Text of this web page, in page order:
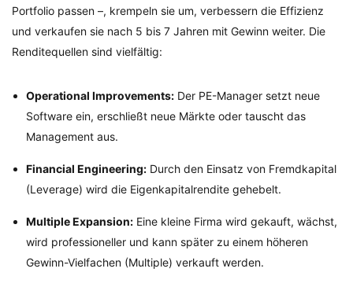
Portfolio passen –, krempeln sie um, verbessern die Effizienz
und verkaufen sie nach 5 bis 7 Jahren mit Gewinn weiter. Die
Renditequellen sind vielfältig:
Operational Improvements: Der PE-Manager setzt neue
Software ein, erschließt neue Märkte oder tauscht das
Management aus.
Financial Engineering: Durch den Einsatz von Fremdkapital
(Leverage) wird die Eigenkapitalrendite gehebelt.
Multiple Expansion: Eine kleine Firma wird gekauft, wächst,
wird professioneller und kann später zu einem höheren
Gewinn-Vielfachen (Multiple) verkauft werden.